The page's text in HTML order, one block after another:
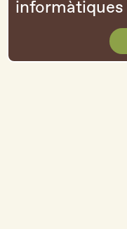
informàtiques